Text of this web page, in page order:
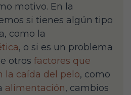
motivo. En la
si tienes algún tipo
como la
, o si es un problema
otros factores que
la caída del pelo, como
alimentación, cambios